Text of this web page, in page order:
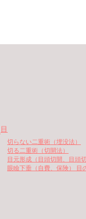
目
切らない二重術（埋没法）
切る二重術（切開法）
目元形成（目頭切開、目頭
眼瞼下垂（自費、保険） 目